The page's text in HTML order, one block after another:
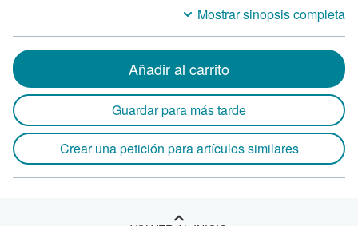
Mostrar sinopsis completa
Añadir al carrito
Guardar para más tarde
Crear una petición para artículos similares